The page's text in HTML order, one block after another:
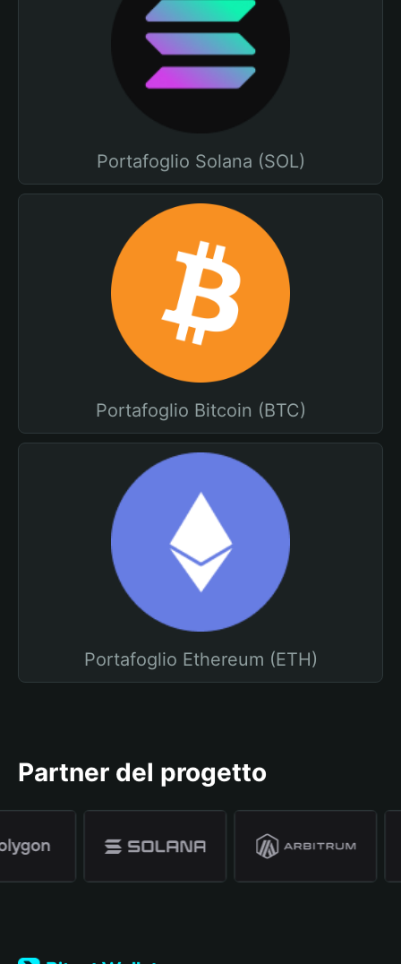
Portafoglio Solana (SOL)
Portafoglio Bitcoin (BTC)
Portafoglio Ethereum (ETH)
Partner del progetto